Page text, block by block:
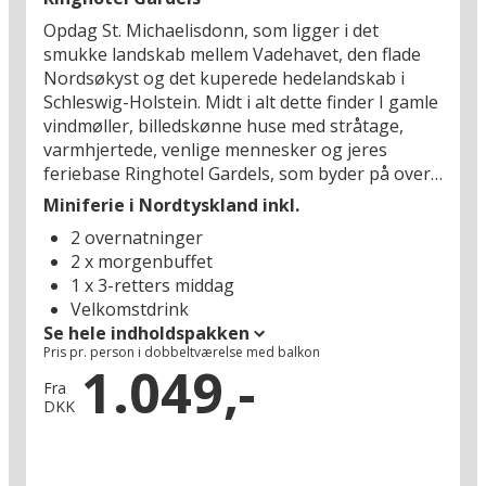
Brunsbüttel (12 km), hvor mange store fartøjer
passerer via Kielerkanalen til floden Elben. Her
får man virkelig suset fra de 7 verdenshave. I
skal også huske at besøge storbyen Hamburg
(70 km), som byder på nogle af Europas bedste
storbyoplevelser. Se frem til en oplevelsesrig
miniferie i Nordtyskland!
Opdag St. Michaelisdonn, som ligger i det
smukke landskab mellem Vadehavet, den flade
Nordsøkyst og det kuperede hedelandskab i
Schleswig-Holstein. Midt i alt dette finder I gamle
vindmøller, billedskønne huse med stråtage,
varmhjertede, venlige mennesker og jeres
feriebase Ringhotel Gardels, som byder på over
130 års traditioner med gæstfrihed. Fra
klitområdet, den såkaldte Donn, har I en smuk
udsigt, og vandet er så tæt på, at man næsten
kan dufte det. Oplev det historiske
naturlandskab fra sadlen på en cykel eller hest,
tag en runde golf i golfsæsonen eller book en
flyvetur med hotelværten Jan Peter i hans lille
propelfly. I Gardels restaurant kan I desuden se
frem til at smage på alle Ditmarskens
specialiteter: altid med friske råvarer, og altid nyt
Miniferie i Nordtyskland inkl.
2 overnatninger
2 x morgenbuffet
1 x 3-retters middag
Velkomstdrink
Se hele indholdspakken
Pris pr. person i dobbeltværelse med balkon
Fra
DKK 1.049,-